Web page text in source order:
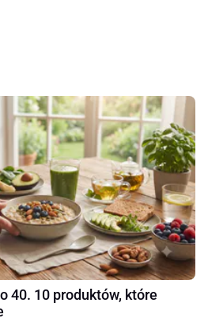
40. 10 produktów, które